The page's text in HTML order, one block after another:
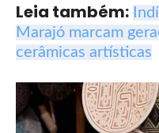
Leia também:
Marajó marcam
cerâmicas artísticas